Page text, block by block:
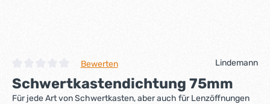
Durchschnittliche Bewertung von 0 von 5 Sternen
Bewerten Lindemann
Schwertkastendichtung 75mm
Für jede Art von Schwertkasten, aber auch für Lenzöffnungen